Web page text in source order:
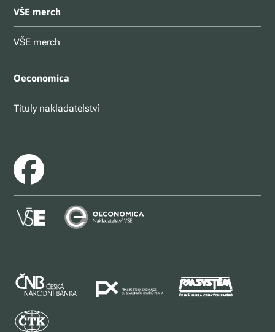
VŠE merch
VŠE merch
Oeconomica
Tituly nakladatelství